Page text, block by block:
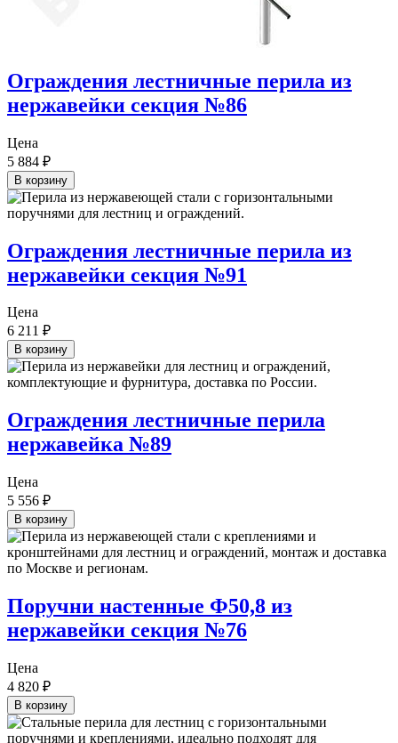
Ограждения лестничные перила из
нержавейки секция №86
Цена
5 884 ₽
В корзину
Ограждения лестничные перила из
нержавейки секция №91
Цена
6 211 ₽
В корзину
Ограждения лестничные перила
нержавейка №89
Цена
5 556 ₽
В корзину
Поручни настенные Ф50,8 из
нержавейки секция №76
Цена
4 820 ₽
В корзину